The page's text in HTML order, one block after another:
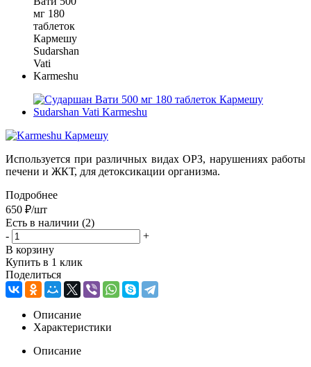
Используется при различных видах ОРЗ, нарушениях работы
печени и ЖКТ, для детоксикации организма.
Подробнее
650 ₽/шт
Есть в наличии (2)
-
+
В корзину
Купить в 1 клик
Поделиться
Описание
Характеристики
Описание